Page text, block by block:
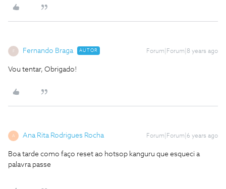
Fernando Braga AUTOR Forum|Forum|8 years ago
Vou tentar, Obrigado!
A Ana Rita Rodrigues Rocha Forum|Forum|6 years ago
Boa tarde como faço reset ao hotsop kanguru que esqueci a
palavra passe